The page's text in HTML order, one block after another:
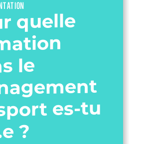
quelle
le
es-tu
?